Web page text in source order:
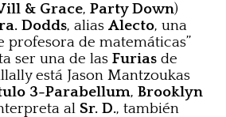
& Grace, Party Down)
Dodds, alias Alecto, una
profesora de matemáticas”
ser una de las Furias de
está Jason Mantzoukas
3-Parabellum, Brooklyn
al Sr. D., también